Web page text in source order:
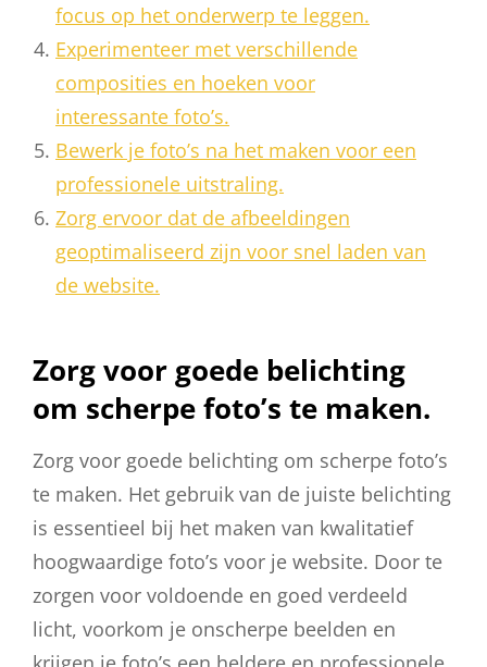
focus op het onderwerp te leggen.
Experimenteer met verschillende
composities en hoeken voor
interessante foto’s.
Bewerk je foto’s na het maken voor een
professionele uitstraling.
Zorg ervoor dat de afbeeldingen
geoptimaliseerd zijn voor snel laden van
de website.
Zorg voor goede belichting
om scherpe foto’s te maken.
Zorg voor goede belichting om scherpe foto’s
te maken. Het gebruik van de juiste belichting
is essentieel bij het maken van kwalitatief
hoogwaardige foto’s voor je website. Door te
zorgen voor voldoende en goed verdeeld
licht, voorkom je onscherpe beelden en